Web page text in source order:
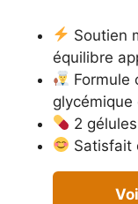
Soutien
équilibre
Formule
2
Satisfait